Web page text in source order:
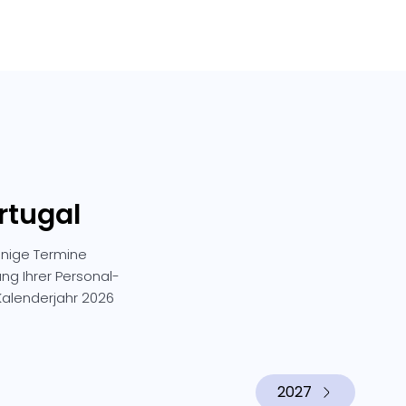
Termine
Ihrer Personal-
2026
2027